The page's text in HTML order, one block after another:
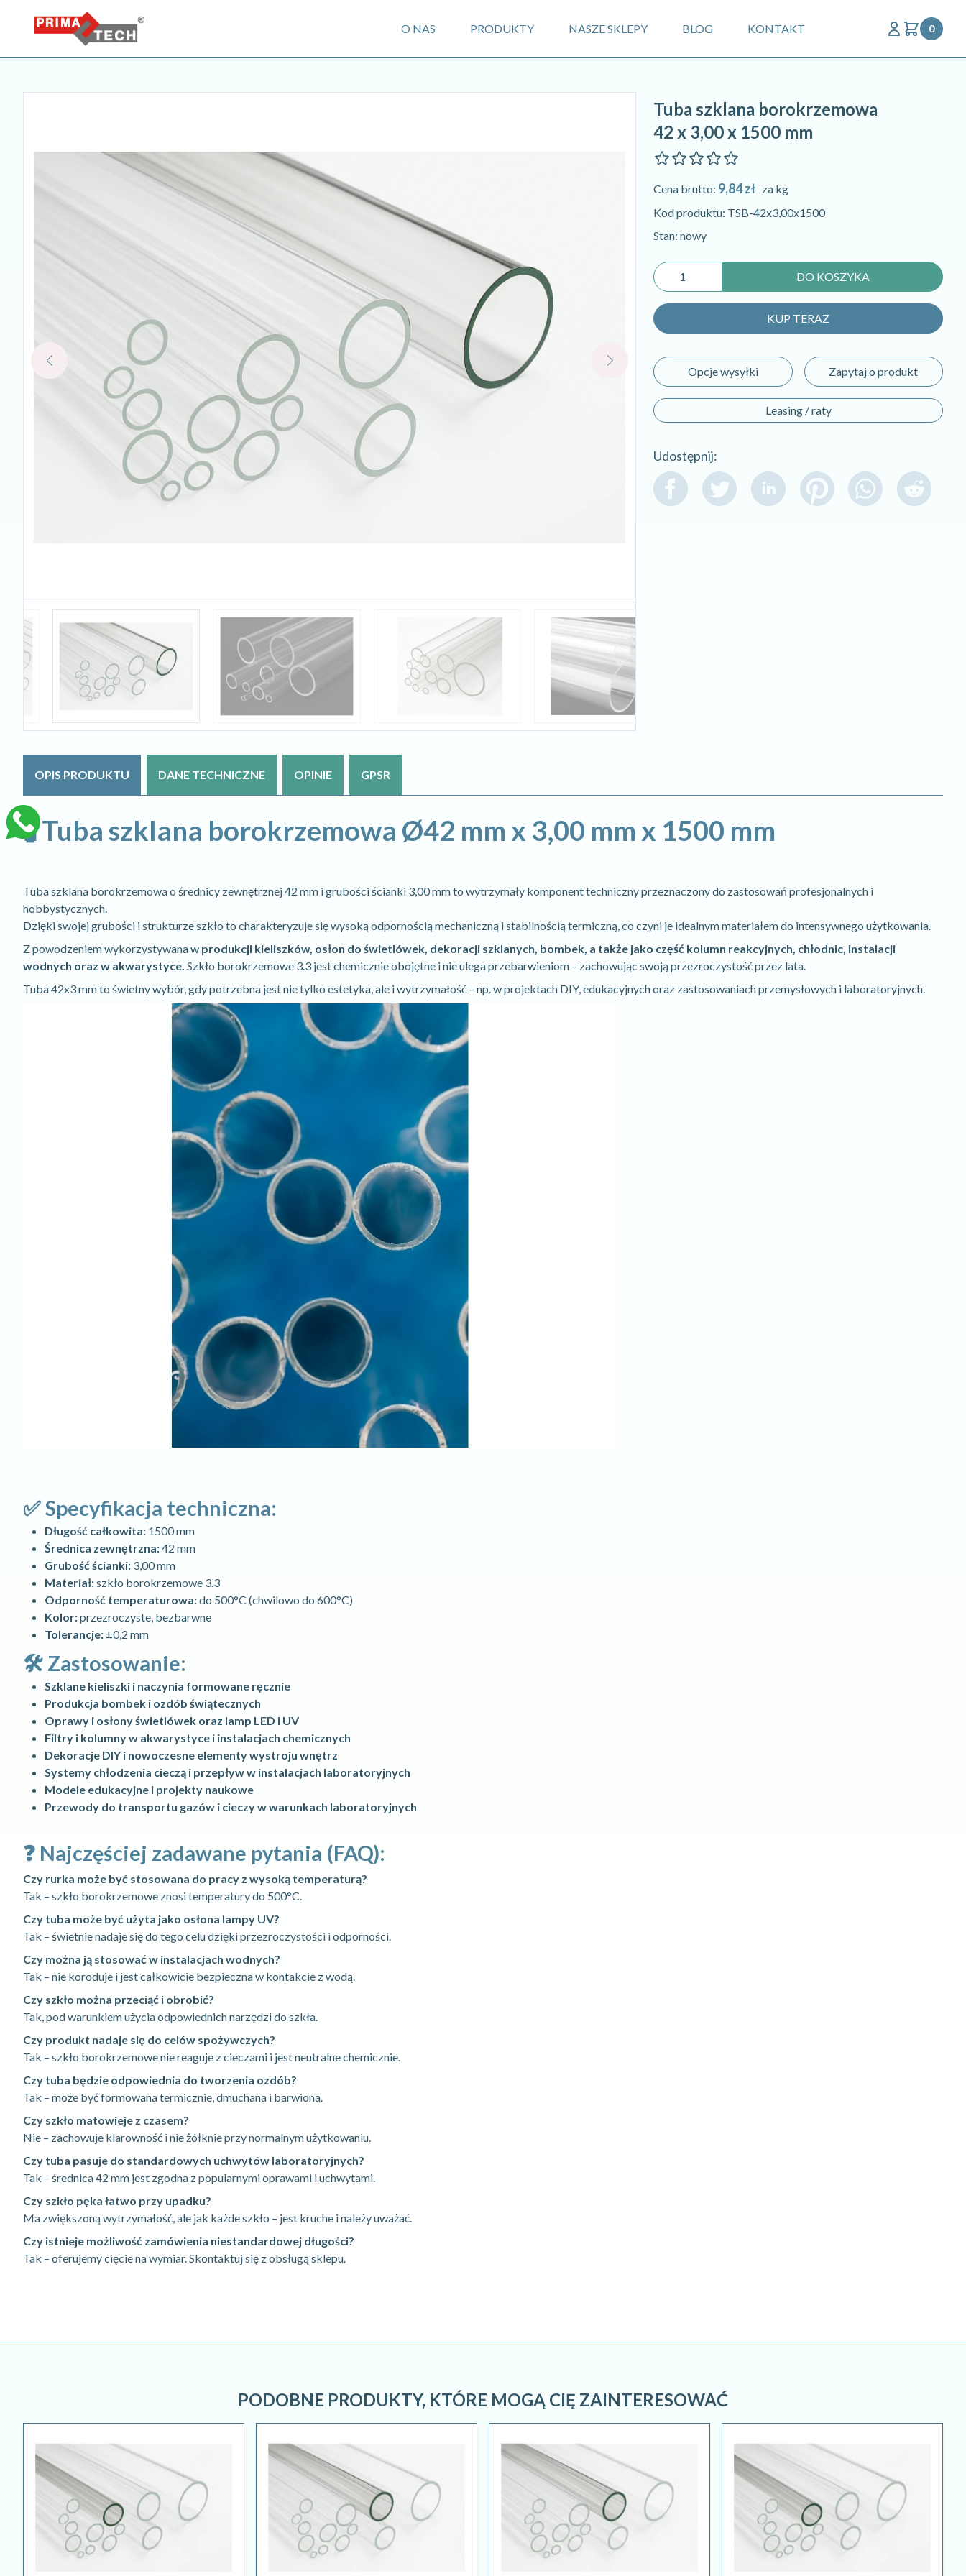
O NAS PRODUKTY NASZE SKLEPY BLOG KONTAKT 0
Tuba szklana borokrzemowa
42 x 3,00 x 1500 mm
Cena brutto: 9,84 zł za kg
Kod produktu: TSB-42x3,00x1500
Stan: nowy
DO KOSZYKA
KUP TERAZ
Opcje wysyłki Zapytaj o produkt
Leasing / raty
Udostępnij:
OPIS PRODUKTU DANE TECHNICZNE OPINIE GPSR
🧪 Tuba szklana borokrzemowa Ø42 mm x 3,00 mm x 1500 mm
Tuba szklana borokrzemowa o średnicy zewnętrznej 42 mm i grubości ścianki 3,00 mm to wytrzymały komponent techniczny przeznaczony do zastosowań profesjonalnych i
hobbystycznych.
Dzięki swojej grubości i strukturze szkło to charakteryzuje się wysoką odpornością mechaniczną i stabilnością termiczną, co czyni je idealnym materiałem do intensywnego użytkowania.
Z powodzeniem wykorzystywana w produkcji kieliszków, osłon do świetlówek, dekoracji szklanych, bombek, a także jako część kolumn reakcyjnych, chłodnic, instalacji
wodnych oraz w akwarystyce. Szkło borokrzemowe 3.3 jest chemicznie obojętne i nie ulega przebarwieniom – zachowując swoją przezroczystość przez lata.
Tuba 42x3 mm to świetny wybór, gdy potrzebna jest nie tylko estetyka, ale i wytrzymałość – np. w projektach DIY, edukacyjnych oraz zastosowaniach przemysłowych i laboratoryjnych.
✅ Specyfikacja techniczna:
Długość całkowita: 1500 mm
Średnica zewnętrzna:42 mm
Grubość ścianki: 3,00 mm
Materiał:szkło borokrzemowe 3.3
Odporność temperaturowa:do 500°C (chwilowo do 600°C)
Kolor:przezroczyste, bezbarwne
Tolerancje: ±0,2 mm
🛠️ Zastosowanie:
Szklane kieliszki i naczynia formowane ręcznie
Produkcja bombek i ozdób świątecznych
Oprawy i osłony świetlówek oraz lamp LED i UV
Filtry i kolumny w akwarystyce i instalacjach chemicznych
Dekoracje DIY i nowoczesne elementy wystroju wnętrz
Systemy chłodzenia cieczą i przepływ w instalacjach laboratoryjnych
Modele edukacyjne i projekty naukowe
Przewody do transportu gazów i cieczy w warunkach laboratoryjnych
❓ Najczęściej zadawane pytania (FAQ):
Czy rurka może być stosowana do pracy z wysoką temperaturą?
Tak – szkło borokrzemowe znosi temperatury do 500°C.
Czy tuba może być użyta jako osłona lampy UV?
Tak – świetnie nadaje się do tego celu dzięki przezroczystości i odporności.
Czy można ją stosować w instalacjach wodnych?
Tak – nie koroduje i jest całkowicie bezpieczna w kontakcie z wodą.
Czy szkło można przeciąć i obrobić?
Tak, pod warunkiem użycia odpowiednich narzędzi do szkła.
Czy produkt nadaje się do celów spożywczych?
Tak – szkło borokrzemowe nie reaguje z cieczami i jest neutralne chemicznie.
Czy tuba będzie odpowiednia do tworzenia ozdób?
Tak – może być formowana termicznie, dmuchana i barwiona.
Czy szkło matowieje z czasem?
Nie – zachowuje klarowność i nie żółknie przy normalnym użytkowaniu.
Czy tuba pasuje do standardowych uchwytów laboratoryjnych?
Tak – średnica 42 mm jest zgodna z popularnymi oprawami i uchwytami.
Czy szkło pęka łatwo przy upadku?
Ma zwiększoną wytrzymałość, ale jak każde szkło – jest kruche i należy uważać.
Czy istnieje możliwość zamówienia niestandardowej długości?
Tak – oferujemy cięcie na wymiar. Skontaktuj się z obsługą sklepu.
PODOBNE PRODUKTY, KTÓRE MOGĄ CIĘ ZAINTERESOWAĆ